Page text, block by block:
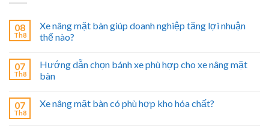
08
Th8
Xe nâng mặt bàn giúp doanh nghiệp tăng lợi nhuận
thế nào?
07
Th8
Hướng dẫn chọn bánh xe phù hợp cho xe nâng mặt
bàn
07
Th8
Xe nâng mặt bàn có phù hợp kho hóa chất?